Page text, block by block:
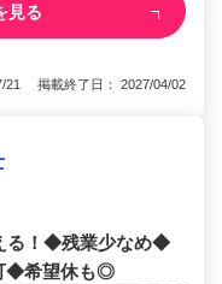
見る
21 掲載終了日： 2027/04/02
る！◆残業少なめ◆
◆希望休も◎